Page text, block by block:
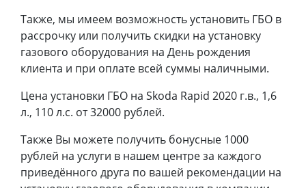
Также, мы имеем возможность установить ГБО в
рассрочку или получить скидки на установку
газового оборудования на День рождения
клиента и при оплате всей суммы наличными.
Цена установки ГБО на Skoda Rapid 2020 г.в., 1,6
л., 110 л.с. от 32000 рублей.
Также Вы можете получить бонусные 1000
рублей на услуги в нашем центре за каждого
приведённого друга по вашей рекомендации на